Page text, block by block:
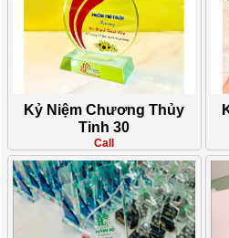
Kỷ Niệm Chương Thủy
Tinh 30
Call